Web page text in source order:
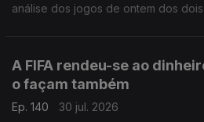
análise dos jogos de ontem dos
A FIFA rendeu-se ao
o façam também
Ep. 140
30 jul. 2026